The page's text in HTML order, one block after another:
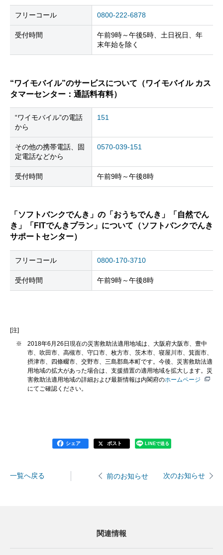
フリーコール 0800-222-6878
受付時間
午前9時～午後5時、土日祝日、年
末年始を除く
“ワイモバイル”のサービスについて（ワイモバイル カス
タマーセンター：通話料有料）
“ワイモバイル”の電話
から
151
その他の携帯電話、固
定電話などから
0570-039-151
受付時間 午前9時～午後8時
「ソフトバンクでんき」の「おうちでんき」「自然でん
き」「FITでんきプラン」について（ソフトバンクでんき
サポートセンター）
フリーコール 0800-170-3710
受付時間 午前9時～午後8時
[注]
※
2018年6月26日現在の災害救助法適用地域は、大阪府大阪市、豊中
市、吹田市、高槻市、守口市、枚方市、茨木市、寝屋川市、箕面市、
摂津市、四條畷市、交野市、三島郡島本町です。今後、災害救助法適
用地域の拡大があった場合は、支援措置の適用地域を拡大します。災
害救助法適用地域の詳細および最新情報は内閣府のホームページ
にてご確認ください。
シェア ポスト LINEで送る
一覧へ戻る 前のお知らせ 次のお知らせ
関連情報